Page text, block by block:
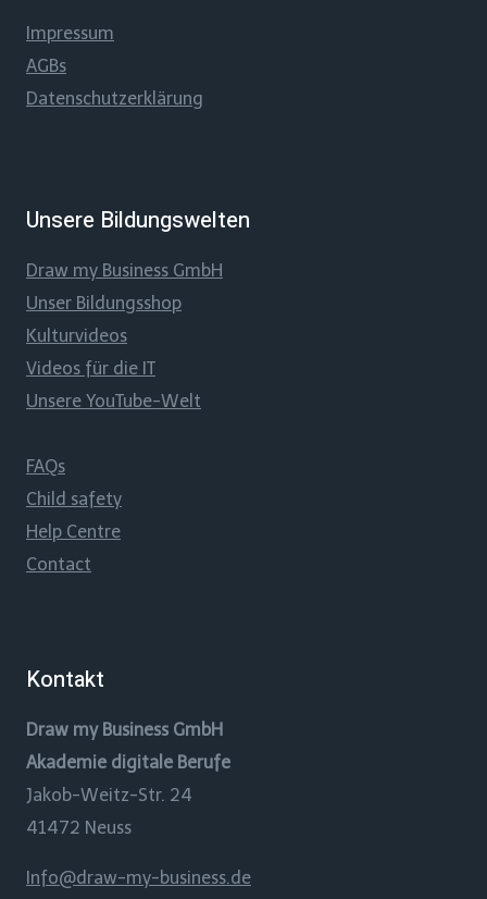
Impressum
AGBs
Datenschutzerklärung
Unsere Bildungswelten
Draw my Business GmbH
Unser Bildungsshop
Kulturvideos
Videos für die IT
Unsere YouTube-Welt
FAQs
Child safety
Help Centre
Contact
Kontakt
Draw my Business GmbH
Akademie digitale Berufe
Jakob-Weitz-Str. 24
41472 Neuss
Info@draw-my-business.de